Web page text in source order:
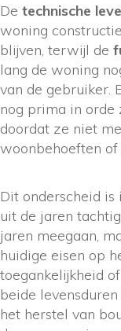
De technische
woning
blijven, terwijl de
lang de woning
van de gebruiker.
nog prima in orde
doordat ze niet
woonbehoeften of
Dit onderscheid
uit de jaren
jaren meegaan,
huidige eisen op
toegankelijkheid
beide
het herstel van